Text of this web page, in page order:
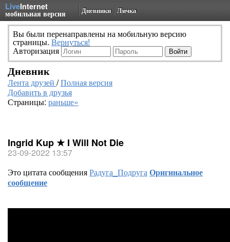
LiveInternet
мобильная версия Дневники Личка
Вы были перенаправлены на мобильную версию
страницы. Вернуться!
Авторизация
Дневник
Лента друзей /Полная версия
Добавить в друзья
Страницы: раньше»
Ingrid Kup ★ I Will Not Die
23-09-2022 13:57
Это цитата сообщенияРадуга_ПодругаОригинальное
сообщение